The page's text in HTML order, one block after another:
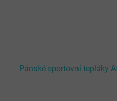
Pánské sportovní tepláky